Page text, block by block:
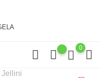
0